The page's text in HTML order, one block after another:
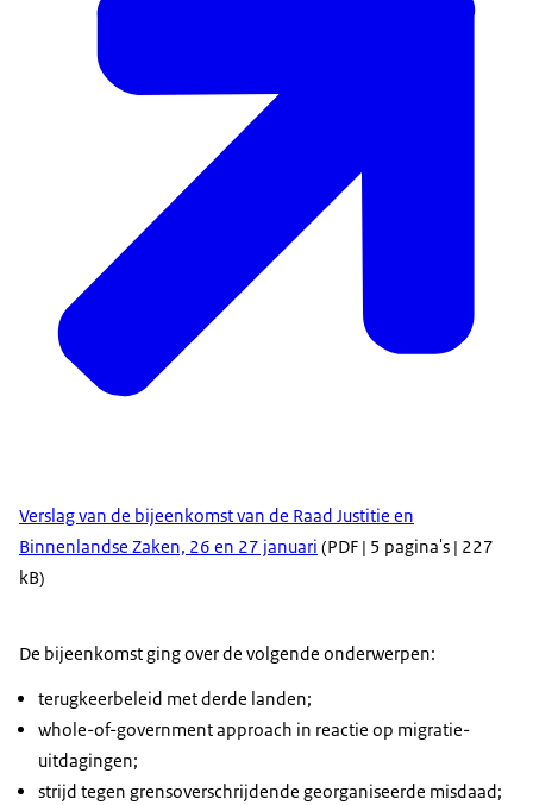
Verslag van de bijeenkomst van de Raad Justitie en
Binnenlandse Zaken, 26 en 27 januari (PDF | 5 pagina's | 227
kB)
De bijeenkomst ging over de volgende onderwerpen:
terugkeerbeleid met derde landen;
whole-of-government approach in reactie op migratie-
uitdagingen;
strijd tegen grensoverschrijdende georganiseerde misdaad;